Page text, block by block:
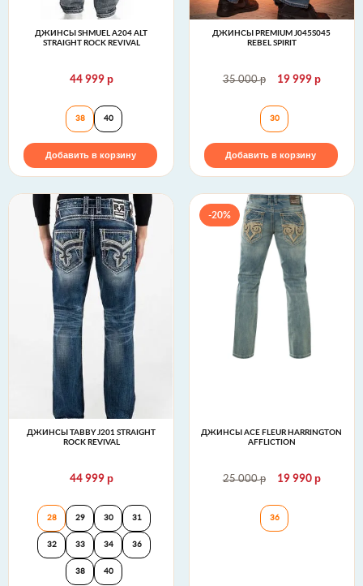
ДЖИНСЫ SHMUEL A204 ALT
STRAIGHT ROCK REVIVAL
44 999 р
Джинсы SHMUEL A204 ALT STRAIGHT Rock Revival
38 40
Добавить в корзину
ДЖИНСЫ PREMIUM J045S045
REBEL SPIRIT
35 000р 19 999 р
Джинсы Premium
30
Добавить в корзину
ДЖИНСЫ TABBY J201 STRAIGHT
ROCK REVIVAL
44 999 р
Джинсы TABBY J201 STRAIGHT Rock Revival
28 29 30 31
32 33 34 36
38 40
-20%
ДЖИНСЫ ACE FLEUR HARRINGTON
AFFLICTION
25 000р 19 990 р
Джинсы Ace
36